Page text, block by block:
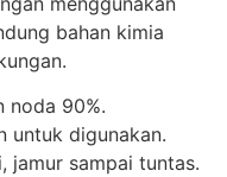
bahan kimia
noda 90%.
untuk digunakan.
jamur sampai tuntas.